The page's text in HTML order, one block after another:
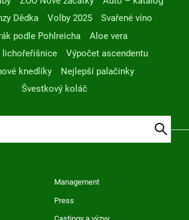
Dědka
Volby 2025
Svařené víno
podle Pohlreicha
Aloe vera
lichořeřišnice
Výpočet ascendentu
knedlíky
Nejlepší palačinky
Švestkový koláč
Management
Press